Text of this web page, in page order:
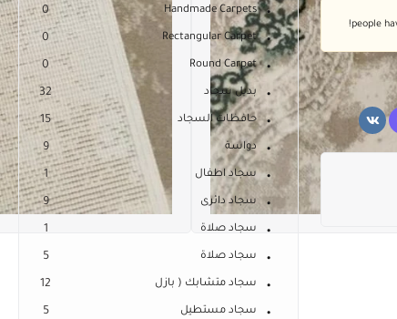
Handmade Carpets
0
Rectangular Carpet
0
Round Carpet
0
بديل سجاد 32
حافظات السجاد 15
دواسة 9
سجاد اطفال 1
سجاد دائرى 9
سجاد صلاة 1
سجاد صلاة 5
سجاد متشابك ( بازل 12
سجاد مستطيل 5